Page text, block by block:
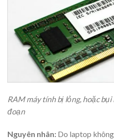
RAM máy tính bị lỏng, hoặc
đoạn
Nguyên nhân: Do laptop